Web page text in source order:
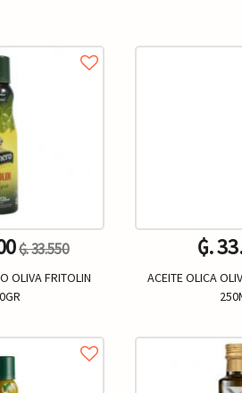
₲. 33.550
OLIVA FRITOLIN
₲.
ACEITE OLICA